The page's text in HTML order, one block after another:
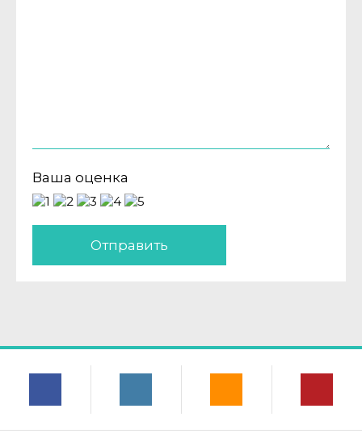
Ваша оценка
Отправить